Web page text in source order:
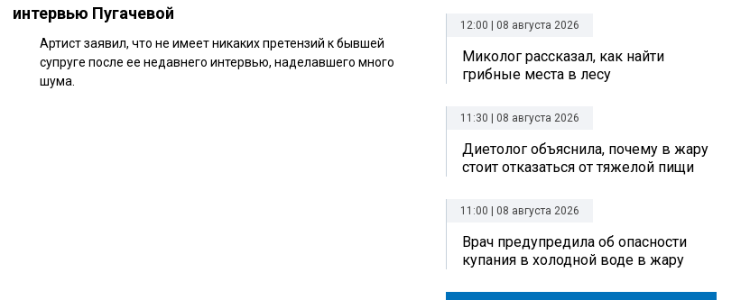
интервью Пугачевой
Артист заявил, что не имеет никаких претензий к бывшей
супруге после ее недавнего интервью, наделавшего много
шума.
12:00 | 08 августа 2026
Миколог рассказал, как найти
грибные места в лесу
11:30 | 08 августа 2026
Диетолог объяснила, почему в жару
стоит отказаться от тяжелой пищи
11:00 | 08 августа 2026
Врач предупредила об опасности
купания в холодной воде в жару